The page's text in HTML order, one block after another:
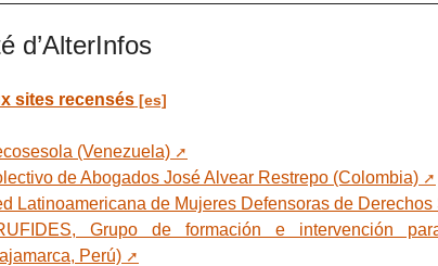
d’AlterInfos
sites recensés
(Venezuela)
de Abogados José Alvear Restrepo (Colombia)
Latinoamericana de Mujeres Defensoras de
Grupo de formación e intervención
Perú)